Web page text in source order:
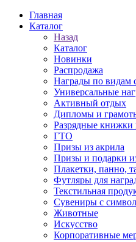
Главная
Каталог
Назад
Каталог
Новинки
Распродажа
Награды по видам
Универсальные
Активный отдых
Дипломы и
Разрядные книжки
ГТО
Призы из акрила
Призы и подарки
Плакетки, панно,
Футляры для
Текстильная
Сувениры с
Животные
Искусство
Корпоративные